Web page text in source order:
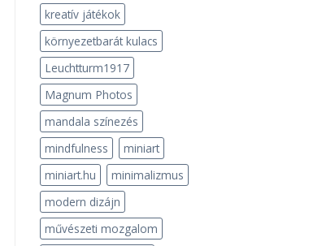
kreatív játékok
környezetbarát kulacs
Leuchtturm1917
Magnum Photos
mandala színezés
mindfulness
miniart
miniart.hu
minimalizmus
modern dizájn
művészeti mozgalom